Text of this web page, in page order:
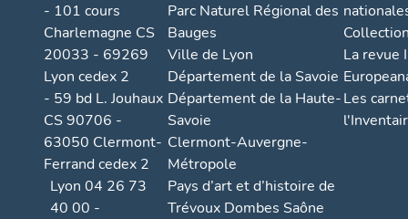
- 101 cours
Charlemagne CS
20033 - 69269
Lyon cedex 2
- 59 bd L. Jouhaux
CS 90706 -
63050 Clermont-
Ferrand cedex 2
Lyon 04 26 73
40 00 -
Parc Naturel Régional des
Bauges
Ville de Lyon
Département de la Savoie
Département de la Haute-
Savoie
Clermont-Auvergne-
Métropole
Pays d’art et d’histoire de
Trévoux Dombes Saône
La revue
Les